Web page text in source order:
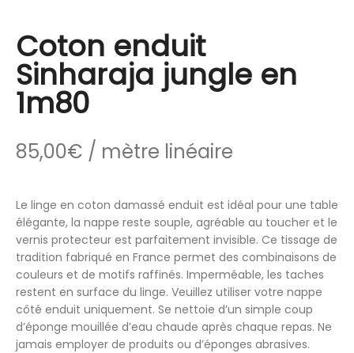
Coton enduit
Sinharaja jungle en
1m80
85,00€ / mètre linéaire
Le linge en coton damassé enduit est idéal pour une table
élégante, la nappe reste souple, agréable au toucher et le
vernis protecteur est parfaitement invisible. Ce tissage de
tradition fabriqué en France permet des combinaisons de
couleurs et de motifs raffinés. Imperméable, les taches
restent en surface du linge. Veuillez utiliser votre nappe
côté enduit uniquement. Se nettoie d’un simple coup
d’éponge mouillée d’eau chaude après chaque repas. Ne
jamais employer de produits ou d’éponges abrasives.